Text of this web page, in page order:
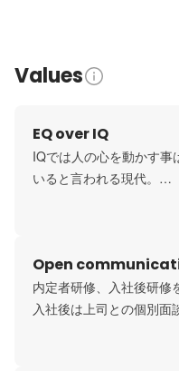
Values
EQ over IQ
IQでは人の心を動かす事
いると言われる現代。
でもないエモーショナル
Open
内定者研修、入社後研修
入社後は上司との個別面